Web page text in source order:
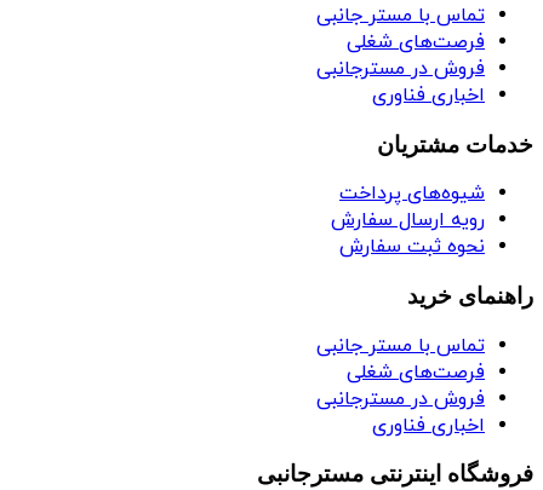
تماس با مستر جانبی
فرصت‌های شغلی
فروش در مسترجانبی
اخباری فناوری
خدمات مشتریان
شیوه‌های پرداخت
رویه ارسال سفارش
نحوه ثبت سفارش
راهنمای خرید
تماس با مستر جانبی
فرصت‌های شغلی
فروش در مسترجانبی
اخباری فناوری
فروشگاه اینترنتی مسترجانبی